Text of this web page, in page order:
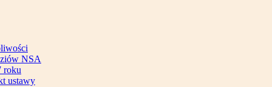
NSA
roku
ustawy